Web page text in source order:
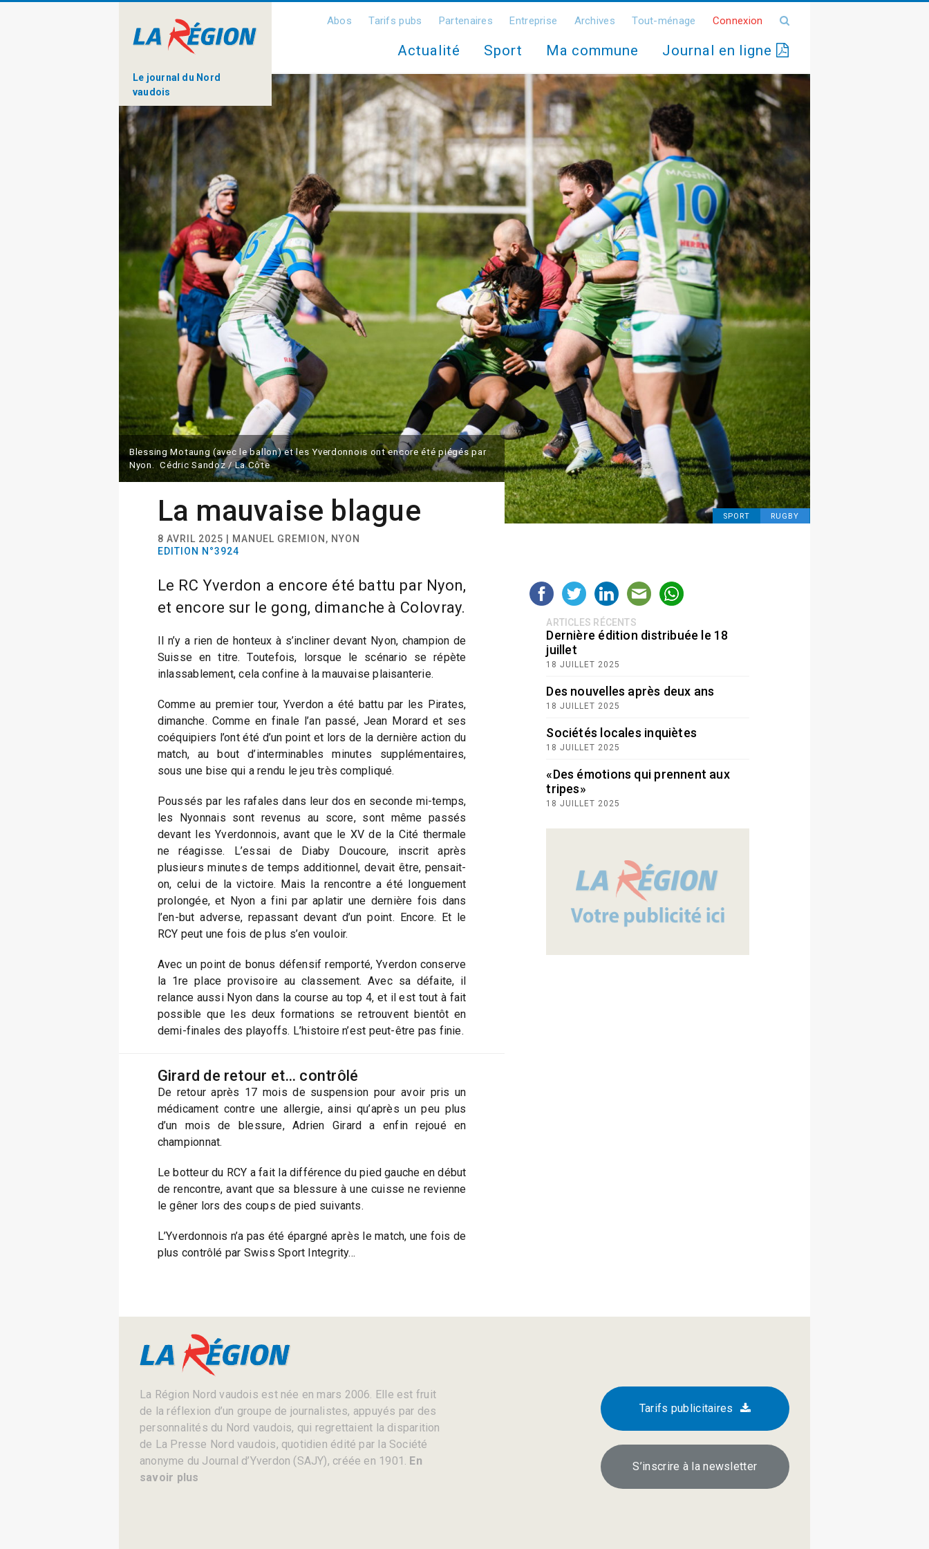
Le journal du Nord
vaudois
Abos Tarifs pubs Partenaires Entreprise Archives Tout-ménage Connexion
Actualité Sport Ma commune Journal en ligne
SPORT RUGBY
Blessing Motaung (avec le ballon) et les Yverdonnois ont encore été piégés par
Nyon. Cédric Sandoz / La Côte
La mauvaise blague
8 AVRIL 2025 | MANUEL GREMION, NYON
EDITION N°3924
Le RC Yverdon a encore été battu par Nyon,
et encore sur le gong, dimanche à Colovray.
Il n’y a rien de honteux à s’incliner devant Nyon, champion de
Suisse en titre. Toutefois, lorsque le scénario se répète
inlassablement, cela confine à la mauvaise plaisanterie.
Comme au premier tour, Yverdon a été battu par les Pirates,
dimanche. Comme en finale l’an passé, Jean Morard et ses
coéquipiers l’ont été d’un point et lors de la dernière action du
match, au bout d’interminables minutes supplémentaires,
sous une bise qui a rendu le jeu très compliqué.
Poussés par les rafales dans leur dos en seconde mi-temps,
les Nyonnais sont revenus au score, sont même passés
devant les Yverdonnois, avant que le XV de la Cité thermale
ne réagisse. L’essai de Diaby Doucoure, inscrit après
plusieurs minutes de temps additionnel, devait être, pensait-
on, celui de la victoire. Mais la rencontre a été longuement
prolongée, et Nyon a fini par aplatir une dernière fois dans
l’en-but adverse, repassant devant d’un point. Encore. Et le
RCY peut une fois de plus s’en vouloir.
Avec un point de bonus défensif remporté, Yverdon conserve
la 1re place provisoire au classement. Avec sa défaite, il
relance aussi Nyon dans la course au top 4, et il est tout à fait
possible que les deux formations se retrouvent bientôt en
demi-finales des playoffs. L’histoire n’est peut-être pas finie.
Girard de retour et… contrôlé
De retour après 17 mois de suspension pour avoir pris un
médicament contre une allergie, ainsi qu’après un peu plus
d’un mois de blessure, Adrien Girard a enfin rejoué en
championnat.
Le botteur du RCY a fait la différence du pied gauche en début
de rencontre, avant que sa blessure à une cuisse ne revienne
le gêner lors des coups de pied suivants.
L’Yverdonnois n’a pas été épargné après le match, une fois de
plus contrôlé par Swiss Sport Integrity…
ARTICLES RÉCENTS
Dernière édition distribuée le 18
juillet
18 JUILLET 2025
Des nouvelles après deux ans
18 JUILLET 2025
Sociétés locales inquiètes
18 JUILLET 2025
«Des émotions qui prennent aux
tripes»
18 JUILLET 2025
La Région Nord vaudois est née en mars 2006. Elle est fruit
de la réflexion d’un groupe de journalistes, appuyés par des
personnalités du Nord vaudois, qui regrettaient la disparition
de La Presse Nord vaudois, quotidien édité par la Société
anonyme du Journal d’Yverdon (SAJY), créée en 1901. En
savoir plus
Tarifs publicitaires
S’inscrire à la newsletter